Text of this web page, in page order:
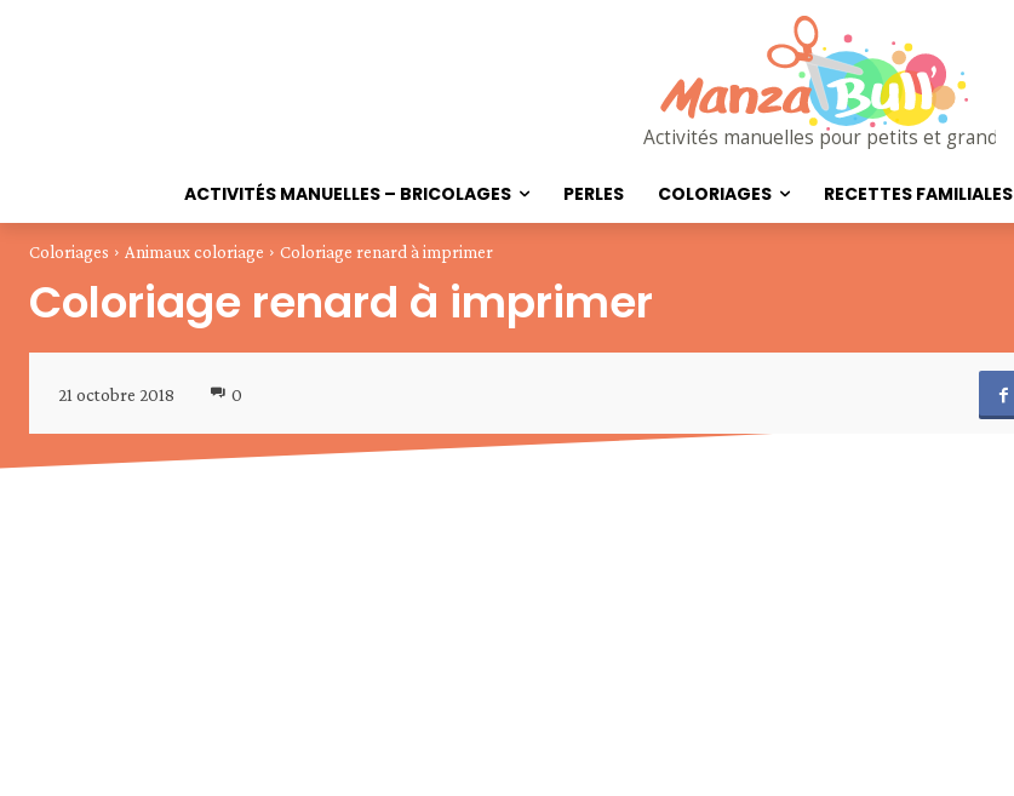
Activités manuelles pour petits et grands
ACTIVITÉS MANUELLES – BRICOLAGES PERLES COLORIAGES RECETTES FAMILIALES
Coloriages Animaux coloriage Coloriage renard à imprimer
Coloriage renard à imprimer
21 octobre 2018 0